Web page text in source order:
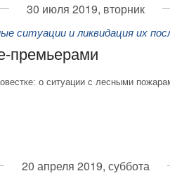
30 июля 2019, вторник
ситуации и ликвидация их
премьерами
о ситуации с лесными
20 апреля 2019, суббота